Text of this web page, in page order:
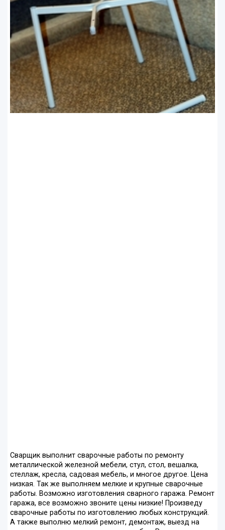
Сварщик выполнит сварочные работы по ремонту
металлической железной мебели, стул, стол, вешалка,
стеллаж, кресла, садовая мебель, и многое другое. Цена
низкая. Так же выполняем мелкие и крупные сварочные
работы. Возможно изготовления сварного гаража. Ремонт
гаража, все возможно звоните цены низкие! Произведу
сварочные работы по изготовлению любых конструкций.
А также выполню мелкий ремонт, демонтаж, выезд на